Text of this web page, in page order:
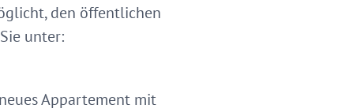
den öffentlichen
unter:
Appartement mit